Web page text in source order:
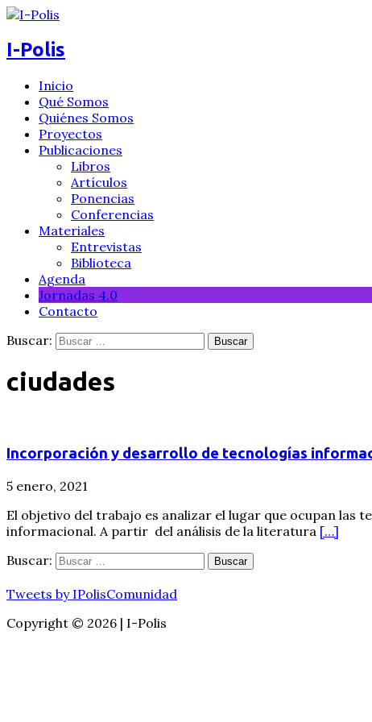
I-Polis
Inicio
Qué Somos
Quiénes Somos
Proyectos
Publicaciones
Libros
Artículos
Ponencias
Conferencias
Materiales
Entrevistas
Biblioteca
Agenda
Jornadas 4.0
Contacto
Buscar:
ciudades
Incorporación y desarrollo de tecnologías
5 enero, 2021
El objetivo del trabajo es analizar el lugar que ocupan las
informacional. A partir del análisis de la literatura […]
Buscar:
Tweets by IPolisComunidad
Copyright © 2026 | I-Polis